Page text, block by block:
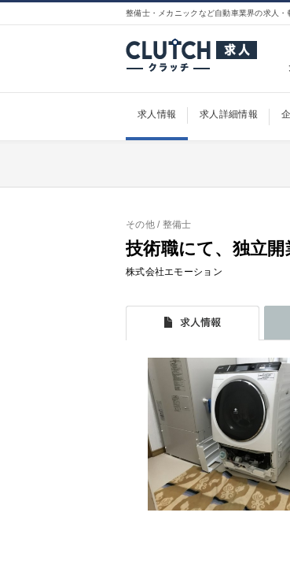
整備士・メカニックなど自動車業界の求人・
求人情報 求人詳細情報
その他 / 整備士
技術職にて、独立開
株式会社エモーション